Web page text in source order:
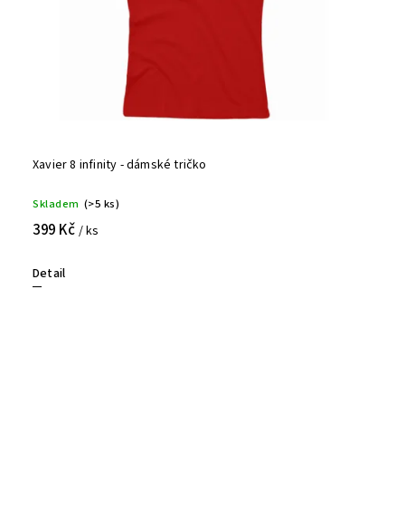
Xavier 8 infinity - dámské tričko
Skladem (>5 ks)
399 Kč / ks
Detail